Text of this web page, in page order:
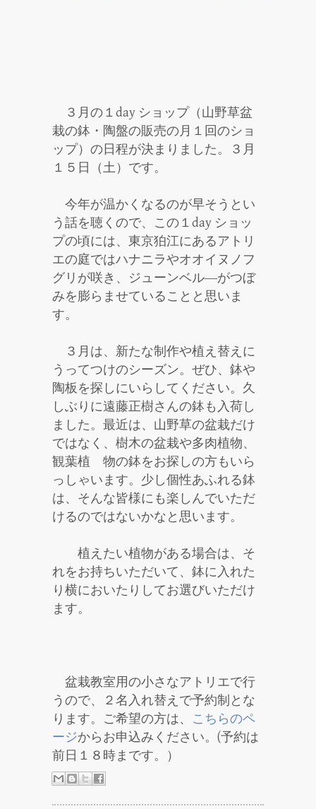
３月の１day ショップ（山野草盆
栽の鉢・陶盤の販売の月１回のショ
ップ）の日程が決まりました。３月
１５日（土）です。
今年が温かくなるのが早そうとい
う話を聴くので、この１day ショッ
プの頃には、東京狛江にあるアトリ
エの庭ではハナニラやオオイヌノフ
グリが咲き、ジューンベル―がつぼ
みを膨らませていることと思いま
す。
３月は、新たな制作や植え替えに
うってつけのシーズン。ぜひ、鉢や
陶板を探しにいらしてください。久
しぶりに遠藤正樹さんの鉢も入荷し
ました。最近は、山野草の盆栽だけ
ではなく、樹木の盆栽や多肉植物、
観葉植 物の鉢をお探しの方もいら
っしゃいます。少し個性あふれる鉢
は、そんな皆様にも楽しんでいただ
けるのではないかなと思います。
植えたい植物がある場合は、そ
れをお持ちいただいて、鉢に入れた
り横においたりしてお選びいただけ
ます。
盆栽教室用の小さなアトリエで行
うので、２名入れ替えで予約制とな
ります。ご希望の方は、 こちらのペ
ージからお申込みください。(予約は
前日１８時まです。）